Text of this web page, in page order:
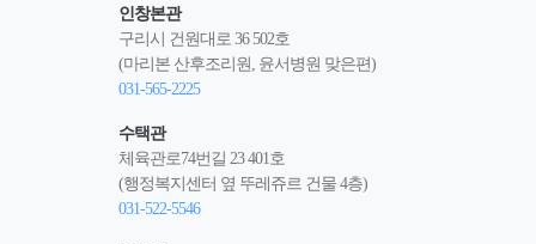
인창본관
구리시 건원대로 36 502호
(마리본 산후조리원, 윤서병원 맞은편)
031-565-2225
수택관
체육관로74번길 23 401호
(행정복지센터 옆 뚜레쥬르 건물 4층)
031-522-5546